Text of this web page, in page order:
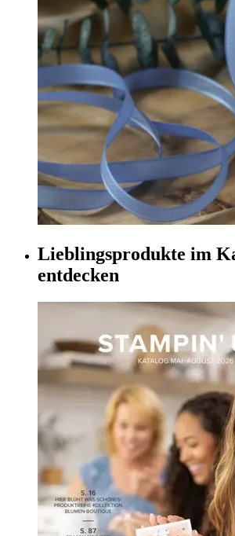
Lieblingsprodukte im
entdecken